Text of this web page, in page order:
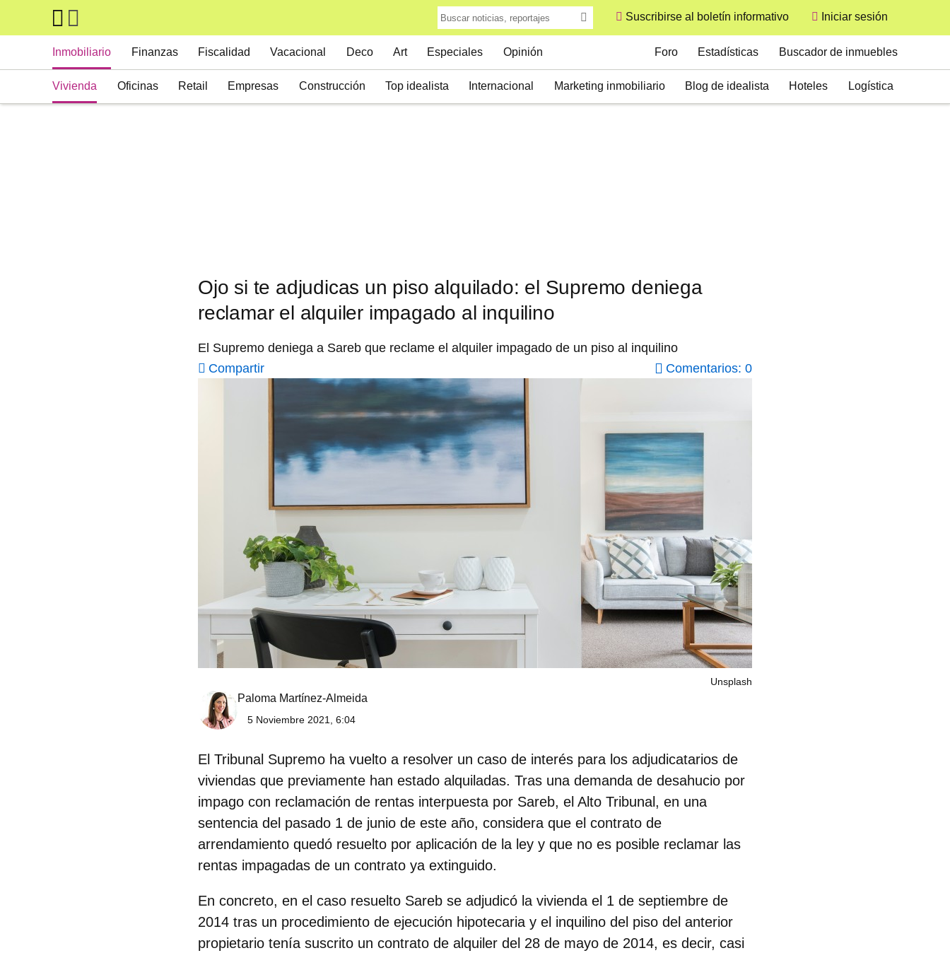
Skip to main content
Suscribirse al boletín informativo
User
Iniciar sesión
Inmobiliario
Vivienda Oficinas Retail Empresas Construcción Top idealista Internacional Marketing inmobiliario Blog de idealista Hoteles Logística
Finanzas Fiscalidad Vacacional Deco Art Especiales Opinión Foro Estadísticas Buscador de inmuebles
Ojo si te adjudicas un piso alquilado: el Supremo deniega
reclamar el alquiler impagado al inquilino
El Supremo deniega a Sareb que reclame el alquiler impagado de un piso al inquilino
Compartir
Comentarios: 0
Unsplash
Paloma Martínez-Almeida
5 Noviembre 2021, 6:04
El Tribunal Supremo ha vuelto a resolver un caso de interés para los adjudicatarios de
viviendas que previamente han estado alquiladas. Tras una demanda de desahucio por
impago con reclamación de rentas interpuesta por Sareb, el Alto Tribunal, en una
sentencia del pasado 1 de junio de este año, considera que el contrato de
arrendamiento quedó resuelto por aplicación de la ley y que no es posible reclamar las
rentas impagadas de un contrato ya extinguido.
En concreto, en el caso resuelto Sareb se adjudicó la vivienda el 1 de septiembre de
2014 tras un procedimiento de ejecución hipotecaria y el inquilino del piso del anterior
propietario tenía suscrito un contrato de alquiler del 28 de mayo de 2014, es decir, casi